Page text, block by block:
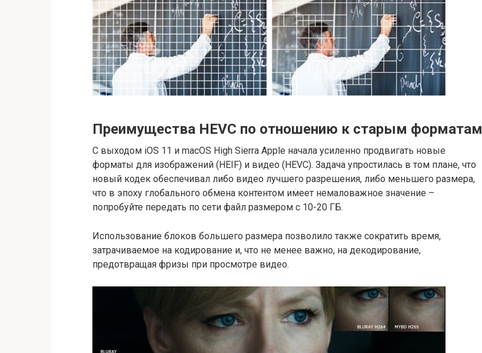
Преимущества HEVC по отношению к старым форматам
С выходом iOS 11 и macOS High Sierra Apple начала усиленно продвигать новые
форматы для изображений (HEIF) и видео (HEVC). Задача упростилась в том плане, что
новый кодек обеспечивал либо видео лучшего разрешения, либо меньшего размера,
что в эпоху глобального обмена контентом имеет немаловажное значение –
попробуйте передать по сети файл размером с 10-20 ГБ.
Использование блоков большего размера позволило также сократить время,
затрачиваемое на кодирование и, что не менее важно, на декодирование,
предотвращая фризы при просмотре видео.